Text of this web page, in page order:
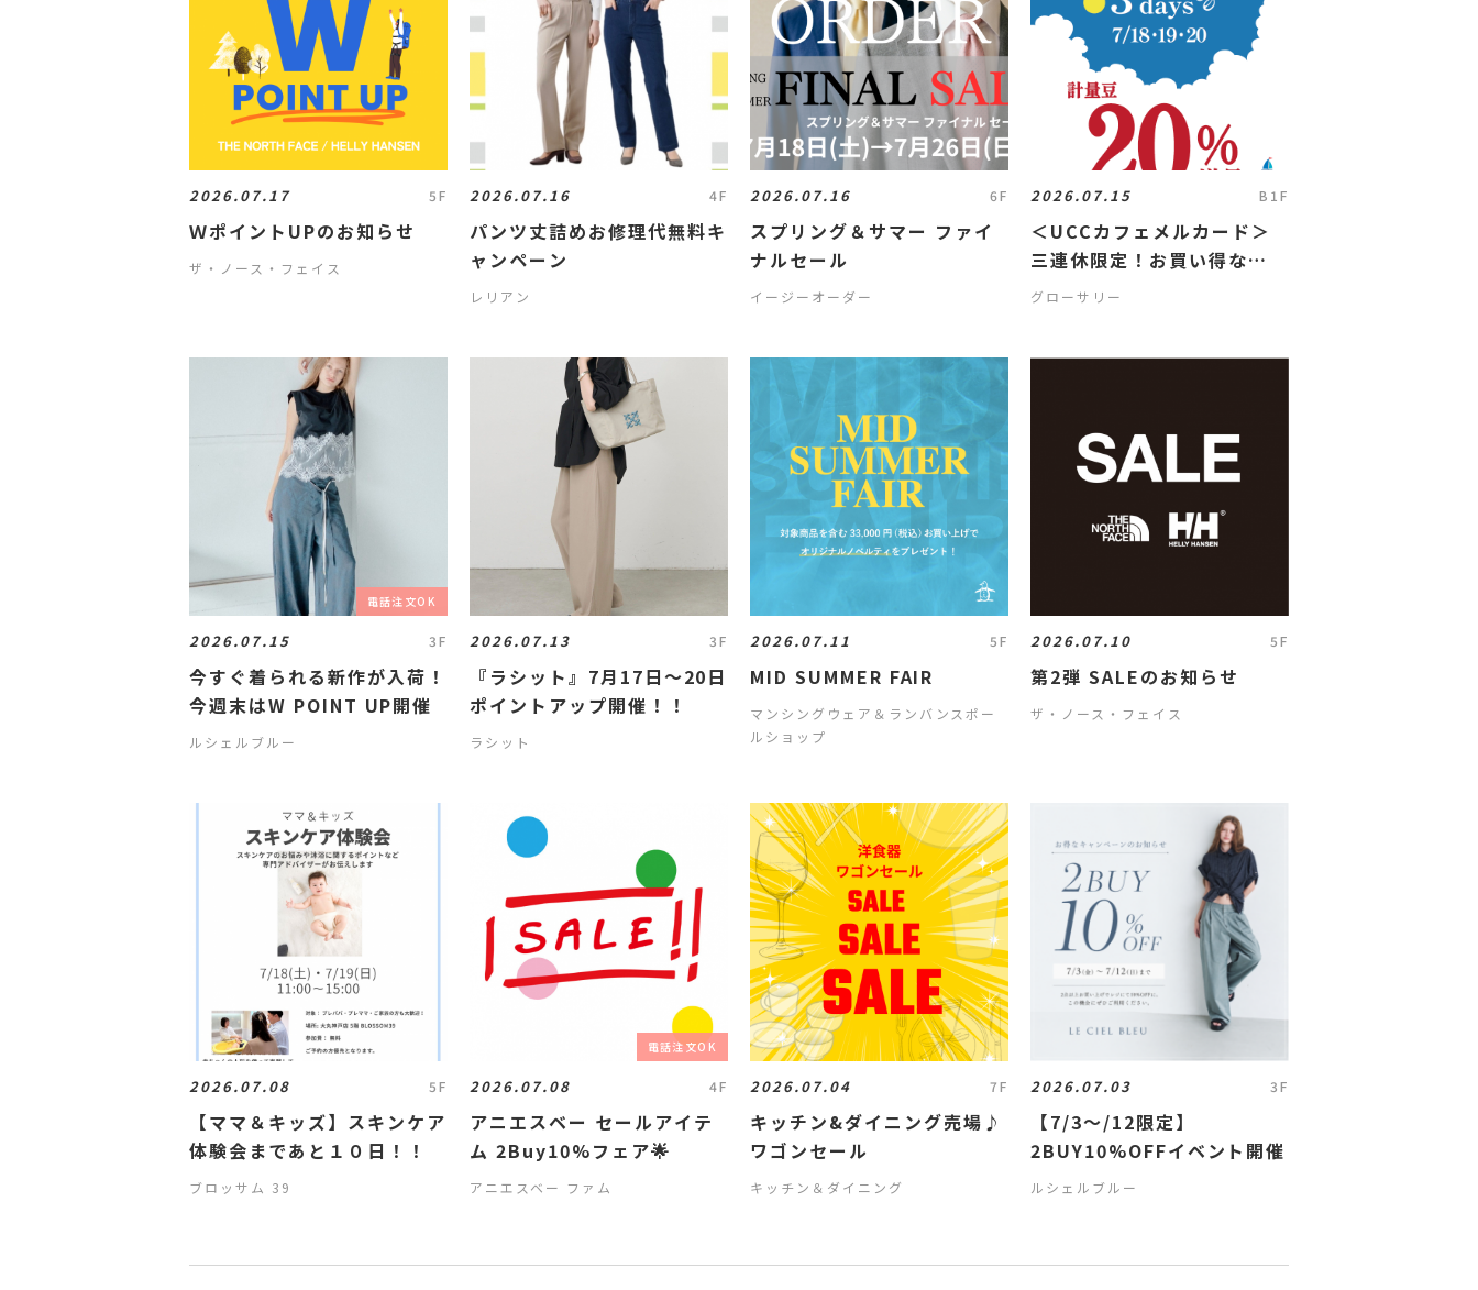
2026.07.17 5F
ＷポイントUPのお知らせ
ザ・ノース・フェイス
2026.07.16 4F
パンツ丈詰めお修理代無料キ
ャンペーン
レリアン
2026.07.16 6F
スプリング＆サマー ファイ
ナルセール
イージーオーダー
2026.07.15 B1F
＜UCCカフェメルカード＞
三連休限定！お買い得な
『COFFEE夏市』のお知らせ
グローサリー
電話注文OK
2026.07.15 3F
今すぐ着られる新作が入荷！
今週末はW POINT UP開催
ルシェルブルー
2026.07.13 3F
『ラシット』7月17日～20日
ポイントアップ開催！！
ラシット
2026.07.11 5F
MID SUMMER FAIR
マンシングウェア＆ランバンスポー
ルショップ
2026.07.10 5F
第2弾 SALEのお知らせ
ザ・ノース・フェイス
2026.07.08 5F
【ママ＆キッズ】スキンケア
体験会まであと１０日！！
ブロッサム 39
電話注文OK
2026.07.08 4F
アニエスベー セールアイテ
ム 2Buy10%フェア🌟
アニエスベー ファム
2026.07.04 7F
キッチン&ダイニング売場♪
ワゴンセール
キッチン＆ダイニング
2026.07.03 3F
【7/3～/12限定】
2BUY10%OFFイベント開催
ルシェルブルー